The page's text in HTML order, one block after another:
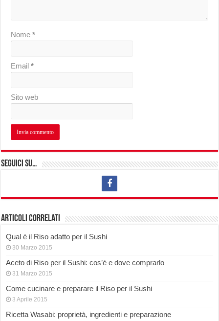
Nome*
Email*
Sito web
Seguici su…
Articoli correlati
Qual è il Riso adatto per il Sushi
30 Marzo 2015
Aceto di Riso per il Sushi: cos’è e dove comprarlo
31 Marzo 2015
Come cucinare e preparare il Riso per il Sushi
3 Aprile 2015
Ricetta Wasabi: proprietà, ingredienti e preparazione